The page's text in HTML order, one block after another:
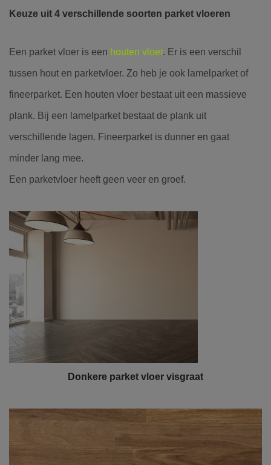
Keuze uit 4 verschillende soorten parket vloeren
Een parket vloer is een houten vloer. Er is een verschil
tussen hout en parketvloer. Zo heb je ook lamelparket of
fineerparket. Een houten vloer bestaat uit een massieve
plank. Bij een lamelparket bestaat de plank uit
verschillende lagen. Fineerparket is dunner en gaat
minder lang mee.
Een parketvloer heeft geen veer en groef.
Donkere parket vloer visgraat